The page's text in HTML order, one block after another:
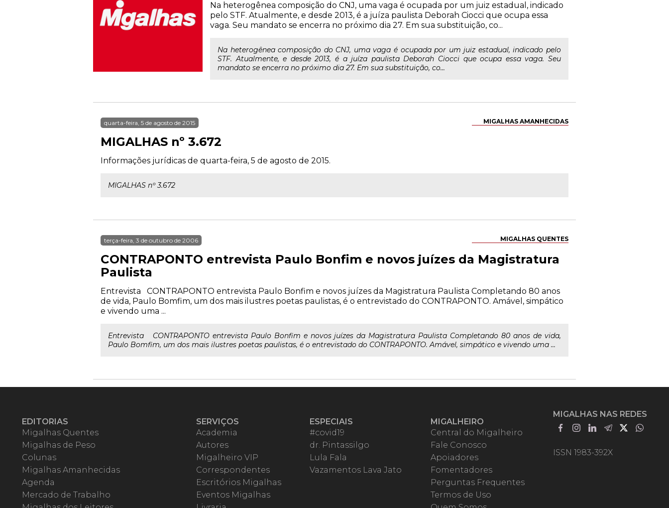
Na heterogênea composição do CNJ, uma vaga é ocupada por um juiz estadual, indicado
pelo STF. Atualmente, e desde 2013, é a juíza paulista Deborah Ciocci que ocupa essa
vaga. Seu mandato se encerra no próximo dia 27. Em sua substituição, co...
Na heterogênea composição do CNJ, uma vaga é ocupada por um juiz estadual, indicado pelo
STF. Atualmente, e desde 2013, é a juíza paulista Deborah Ciocci que ocupa essa vaga. Seu
mandato se encerra no próximo dia 27. Em sua substituição, co...
MIGALHAS AMANHECIDAS
quarta-feira, 5 de agosto de 2015
MIGALHAS nº 3.672
Informações jurídicas de quarta-feira, 5 de agosto de 2015.
MIGALHAS nº 3.672
MIGALHAS QUENTES
terça-feira, 3 de outubro de 2006
CONTRAPONTO entrevista Paulo Bonfim e novos juízes da Magistratura
Paulista
Entrevista CONTRAPONTO entrevista Paulo Bonfim e novos juízes da Magistratura Paulista Completando 80 anos
de vida, Paulo Bomfim, um dos mais ilustres poetas paulistas, é o entrevistado do CONTRAPONTO. Amável, simpático
e vivendo uma ...
Entrevista CONTRAPONTO entrevista Paulo Bonfim e novos juízes da Magistratura Paulista Completando 80 anos de vida,
Paulo Bomfim, um dos mais ilustres poetas paulistas, é o entrevistado do CONTRAPONTO. Amável, simpático e vivendo uma ...
EDITORIAS
Migalhas Quentes
Migalhas de Peso
Colunas
Migalhas Amanhecidas
Agenda
Mercado de Trabalho
SERVIÇOS
Academia
Autores
Migalheiro VIP
Correspondentes
Escritórios Migalhas
Eventos Migalhas
ESPECIAIS
#covid19
dr. Pintassilgo
Lula Fala
Vazamentos Lava Jato
MIGALHEIRO
Central do Migalheiro
Fale Conosco
Apoiadores
Fomentadores
Perguntas Frequentes
Termos de Uso
MIGALHAS NAS REDES
ISSN 1983-392X